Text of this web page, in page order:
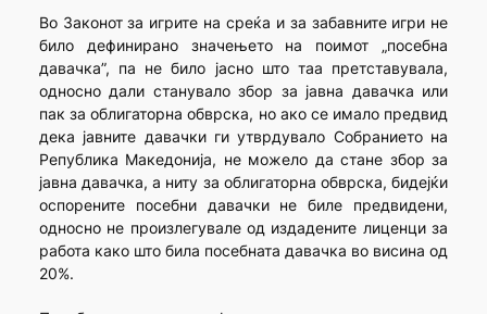
Во Законот за игрите на среќа и за забавните игри не
било дефинирано значењето на поимот „посебна
давачка”, па не било јасно што таа претставувала,
односно дали станувало збор за јавна давачка или
пак за облигаторна обврска, но ако се имало предвид
дека јавните давачки ги утврдувало Собранието на
Република Македонија, не можело да стане збор за
јавна давачка, а ниту за облигаторна обврска, бидејќи
оспорените посебни давачки не биле предвидени,
односно не произлегувале од издадените лиценци за
работа како што била посебната давачка во висина од
20%.